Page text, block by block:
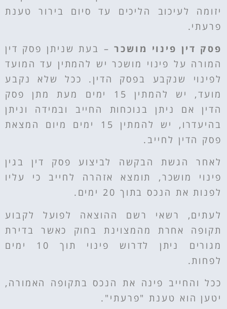
יזומה לעיכוב הליכים עד סיום בירור טענת
פרעתי.
פסק דין פינוי מושכר– בעת שניתן פסק דין
המורה על פינוי מושכר יש להמתין עד המועד
לפינוי שנקבע בפסק הדין. ככל שלא נקבע
מועד, יש להמתין 15 ימים מעת מתן פסק
הדין אם ניתן בנוכחות החייב ובמידה וניתן
בהיעדרו, יש להמתין 15 ימים מיום המצאת
פסק הדין לחייב.
לאחר הגשת הבקשה לביצוע פסק דין בגין
פינוי מושכר, תומצא אזהרה לחייב כי עליו
לפנות את הנכס בתוך 20 ימים.
לעתים, רשאי רשם ההוצאה לפועל לקבוע
תקופה אחרת מהמצוינת בחוק כאשר בדירת
מגורים ניתן לדרוש פינוי תוך 10 ימים
לפחות.
ככל והחייב פינה את הנכס בתקופה האמורה,
יטען הוא טענת "פרעתי".